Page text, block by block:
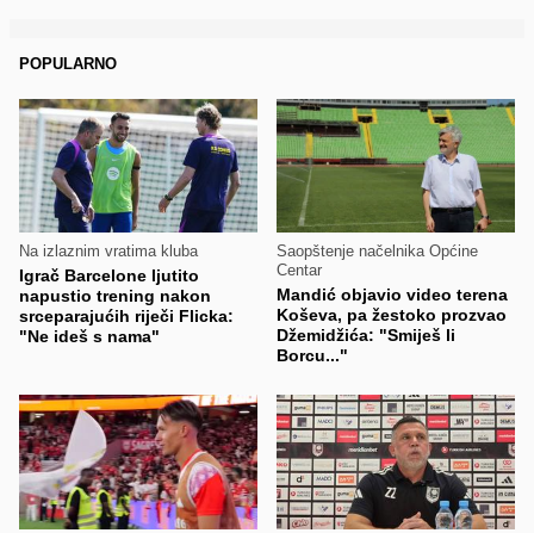
POPULARNO
Na izlaznim vratima kluba
Igrač Barcelone ljutito
napustio trening nakon
srceparajućih riječi Flicka:
"Ne ideš s nama"
Saopštenje načelnika Općine
Centar
Mandić objavio video terena
Koševa, pa žestoko prozvao
Džemidžića: "Smiješ li
Borcu..."